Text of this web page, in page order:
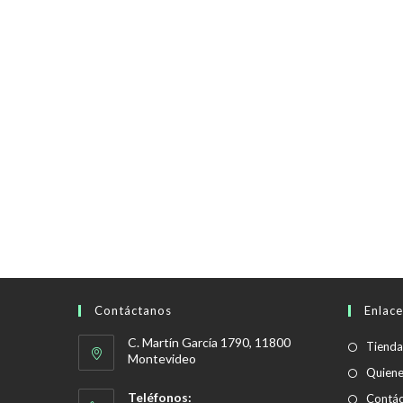
Contáctanos
C. Martín García 1790, 11800
Montevideo
Teléfonos:
Tienda